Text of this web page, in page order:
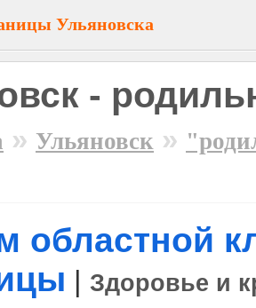
Ульяновска
-
» Ульяновск »
областной
Здоровье и